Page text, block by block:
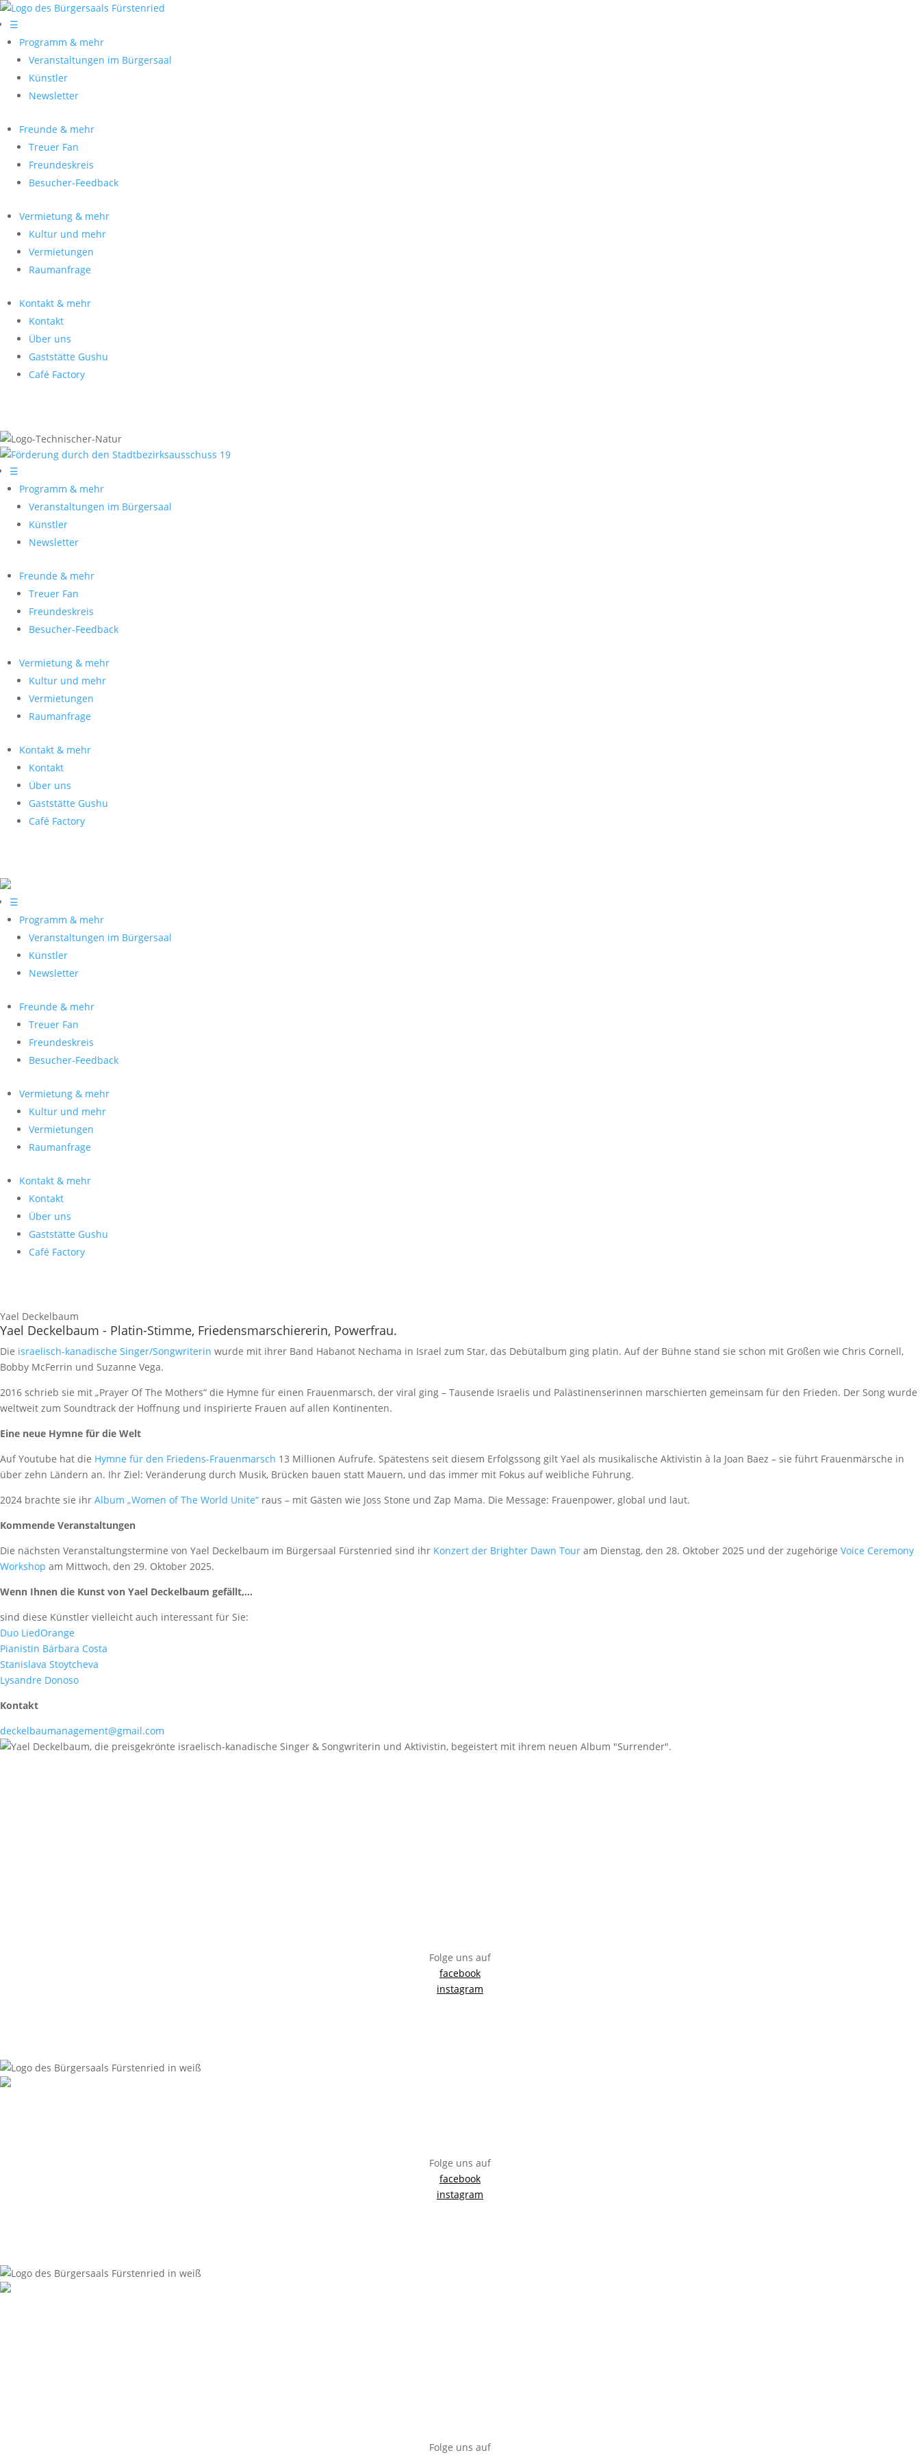
☰
Programm & mehr
Veranstaltungen im Bürgersaal
Künstler
Newsletter
Freunde & mehr
Treuer Fan
Freundeskreis
Besucher-Feedback
Vermietung & mehr
Kultur und mehr
Vermietungen
Raumanfrage
Kontakt & mehr
Kontakt
Über uns
Gaststätte Gushu
Café Factory
☰
Programm & mehr
Veranstaltungen im Bürgersaal
Künstler
Newsletter
Freunde & mehr
Treuer Fan
Freundeskreis
Besucher-Feedback
Vermietung & mehr
Kultur und mehr
Vermietungen
Raumanfrage
Kontakt & mehr
Kontakt
Über uns
Gaststätte Gushu
Café Factory
☰
Programm & mehr
Veranstaltungen im Bürgersaal
Künstler
Newsletter
Freunde & mehr
Treuer Fan
Freundeskreis
Besucher-Feedback
Vermietung & mehr
Kultur und mehr
Vermietungen
Raumanfrage
Kontakt & mehr
Kontakt
Über uns
Gaststätte Gushu
Café Factory
Yael Deckelbaum
Yael Deckelbaum - Platin-Stimme, Friedensmarschiererin, Powerfrau.
Die israelisch-kanadische Singer/Songwriterin wurde mit ihrer Band Habanot Nechama in Israel zum Star, das Debütalbum ging platin. Auf der Bühne stand sie schon mit Größen wie Chris Cornell,
Bobby McFerrin und Suzanne Vega.
2016 schrieb sie mit „Prayer Of The Mothers“ die Hymne für einen Frauenmarsch, der viral ging – Tausende Israelis und Palästinenserinnen marschierten gemeinsam für den Frieden. Der Song wurde
weltweit zum Soundtrack der Hoffnung und inspirierte Frauen auf allen Kontinenten.
Eine neue Hymne für die Welt
Auf Youtube hat die Hymne für den Friedens-Frauenmarsch 13 Millionen Aufrufe. Spätestens seit diesem Erfolgssong gilt Yael als musikalische Aktivistin à la Joan Baez – sie führt Frauenmärsche in
über zehn Ländern an. Ihr Ziel: Veränderung durch Musik, Brücken bauen statt Mauern, und das immer mit Fokus auf weibliche Führung.
2024 brachte sie ihr Album „Women of The World Unite“ raus – mit Gästen wie Joss Stone und Zap Mama. Die Message: Frauenpower, global und laut.
Kommende Veranstaltungen
Die nächsten Veranstaltungstermine von Yael Deckelbaum im Bürgersaal Fürstenried sind ihr Konzert der Brighter Dawn Tour am Dienstag, den 28. Oktober 2025 und der zugehörige Voice Ceremony
Workshop am Mittwoch, den 29. Oktober 2025.
Wenn Ihnen die Kunst von Yael Deckelbaum gefällt,...
sind diese Künstler vielleicht auch interessant für Sie:
Duo LiedOrange
Pianistin Bárbara Costa
Stanislava Stoytcheva
Lysandre Donoso
Kontakt
deckelbaumanagement@gmail.com
Folge uns auf
facebook
instagram
Folge uns auf
facebook
instagram
Folge uns auf